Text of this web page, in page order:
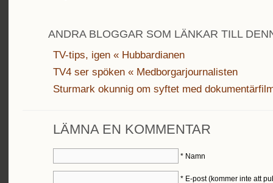
ANDRA BLOGGAR SOM LÄNKAR TILL
TV-tips, igen « Hubbardianen
TV4 ser spöken « Medborgarjournalisten
Sturmark okunnig om syftet med
LÄMNA EN KOMMENTAR
*Namn
*E-post (kommer inte att